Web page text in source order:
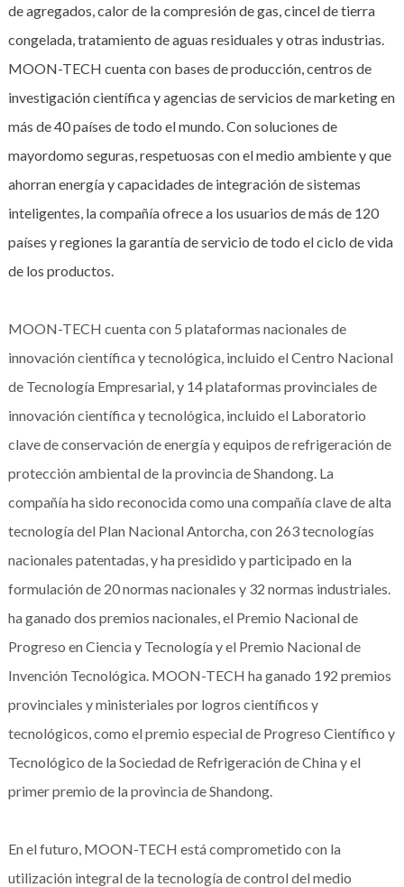
de agregados, calor de la compresión de gas, cincel de tierra
congelada, tratamiento de aguas residuales y otras industrias.
MOON-TECH cuenta con bases de producción, centros de
investigación científica y agencias de servicios de marketing en
más de 40 países de todo el mundo. Con soluciones de
mayordomo seguras, respetuosas con el medio ambiente y que
ahorran energía y capacidades de integración de sistemas
inteligentes, la compañía ofrece a los usuarios de más de 120
países y regiones la garantía de servicio de todo el ciclo de vida
de los productos.
MOON-TECH cuenta con 5 plataformas nacionales de
innovación científica y tecnológica, incluido el Centro Nacional
de Tecnología Empresarial, y 14 plataformas provinciales de
innovación científica y tecnológica, incluido el Laboratorio
clave de conservación de energía y equipos de refrigeración de
protección ambiental de la provincia de Shandong. La
compañía ha sido reconocida como una compañía clave de alta
tecnología del Plan Nacional Antorcha, con 263 tecnologías
nacionales patentadas, y ha presidido y participado en la
formulación de 20 normas nacionales y 32 normas industriales.
ha ganado dos premios nacionales, el Premio Nacional de
Progreso en Ciencia y Tecnología y el Premio Nacional de
Invención Tecnológica. MOON-TECH ha ganado 192 premios
provinciales y ministeriales por logros científicos y
tecnológicos, como el premio especial de Progreso Científico y
Tecnológico de la Sociedad de Refrigeración de China y el
primer premio de la provincia de Shandong.
En el futuro, MOON-TECH está comprometido con la
utilización integral de la tecnología de control del medio